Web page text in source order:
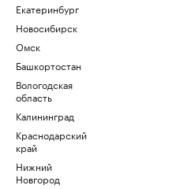
Екатеринбург
Новосибирск
Омск
Башкортостан
Вологодская
область
Калининград
Краснодарский
край
Нижний
Новгород